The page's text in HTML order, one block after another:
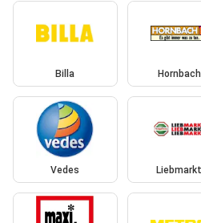
Billa Hornbach
Vedes Liebmarkt